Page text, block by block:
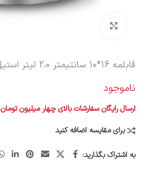
قابلمه 16*10 سانتیمتر 2.0 لیتر استیل آسترا کرکماز
ناموجود
ارسال رایگان سفارشات بالای چهار میلیون تومان
برای مقایسه اضافه کنید
به اشتراک بگذارید: